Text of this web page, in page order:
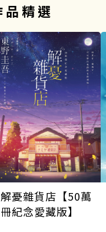
精選
解憂雜貨店【50萬
冊紀念愛藏版】